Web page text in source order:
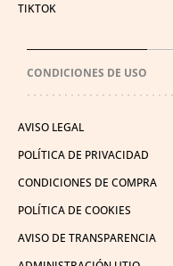
TIKTOK
CONDICIONES DE USO
AVISO LEGAL
POLÍTICA DE PRIVACIDAD
CONDICIONES DE COMPRA
POLÍTICA DE COOKIES
AVISO DE TRANSPARENCIA